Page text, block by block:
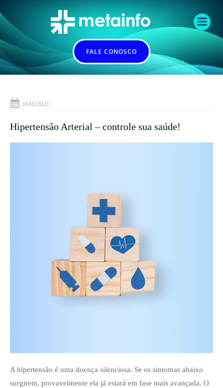
para
o
conteúdo
FALE CONOSCO
16/02/2021
Hipertensão Arterial – controle sua saúde!
A hipertensão é uma doença silenciosa. Se os sintomas abaixo
surgirem, provavelmente ela já estará em fase mais avançada. O